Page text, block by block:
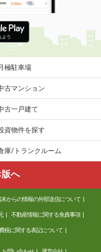
市宝栄町
市鬼橋町
極駐車場
古マンション
古一戸建て
資物件を探す
庫/トランクルーム
へ
からの情報の外部送信について
不動産情報に関する免責事項
税に関する表記について